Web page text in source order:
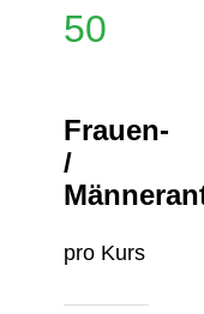
50
Frauen-
/
pro Kurs